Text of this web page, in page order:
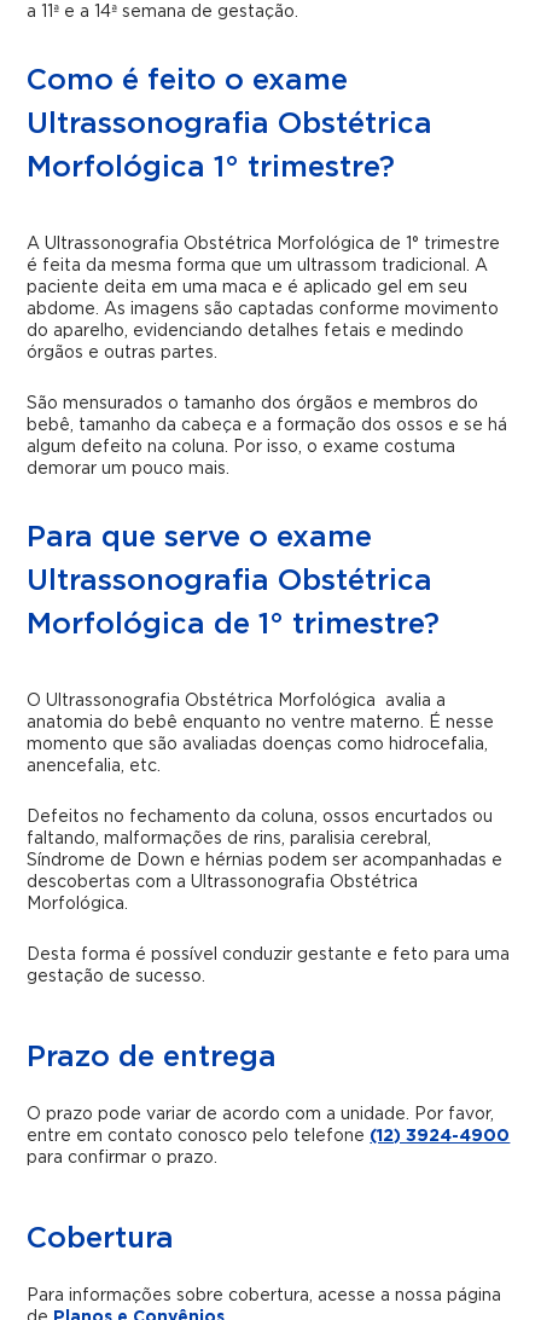
a 11ª e a 14ª semana de gestação.
Como é feito o exame
Ultrassonografia Obstétrica
Morfológica 1° trimestre?
A Ultrassonografia Obstétrica Morfológica de 1° trimestre
é feita da mesma forma que um ultrassom tradicional. A
paciente deita em uma maca e é aplicado gel em seu
abdome. As imagens são captadas conforme movimento
do aparelho, evidenciando detalhes fetais e medindo
órgãos e outras partes.
São mensurados o tamanho dos órgãos e membros do
bebê, tamanho da cabeça e a formação dos ossos e se há
algum defeito na coluna. Por isso, o exame costuma
demorar um pouco mais.
Para que serve o exame
Ultrassonografia Obstétrica
Morfológica de 1° trimestre?
O Ultrassonografia Obstétrica Morfológica avalia a
anatomia do bebê enquanto no ventre materno. É nesse
momento que são avaliadas doenças como hidrocefalia,
anencefalia, etc.
Defeitos no fechamento da coluna, ossos encurtados ou
faltando, malformações de rins, paralisia cerebral,
Síndrome de Down e hérnias podem ser acompanhadas e
descobertas com a Ultrassonografia Obstétrica
Morfológica.
Desta forma é possível conduzir gestante e feto para uma
gestação de sucesso.
Prazo de entrega
O prazo pode variar de acordo com a unidade. Por favor,
entre em contato conosco pelo telefone (12) 3924-4900
para confirmar o prazo.
Cobertura
Para informações sobre cobertura, acesse a nossa página